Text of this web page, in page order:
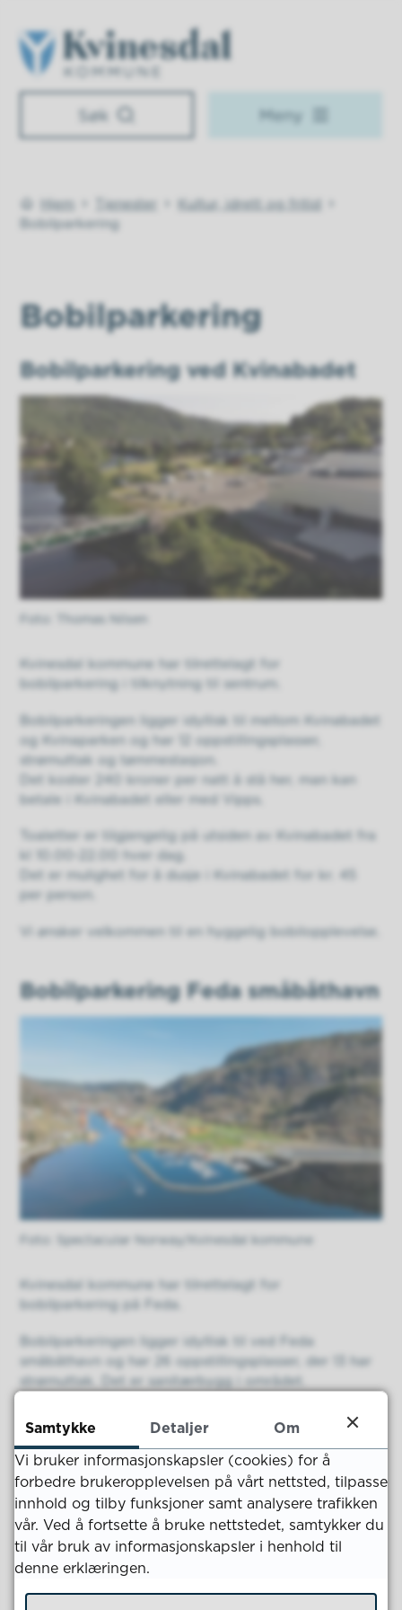
Kvinesdal kommune
Søk Meny
Du er her:
Hjem Tjenester
Kultur, idrett og fritid
Bobilparkering
Bobilparkering
Bobilparkering ved Kvinabadet
Thomas Nilsen
Kvinesdal kommune har tilrettelagt for
bobilparkering i tilknytning til sentrum.
Bobilparkeringen ligger idyllisk til mellom Kvinabadet
og Kvinaparken og har 12 oppstillingsplasser,
strømuttak og tømmestasjon.
Det koster 240 kroner per natt å stå her, man kan
betale i Kvinabadet eller med Vipps.
Toaletter er tilgjengelig på utsiden av Kvinabadet fra
kl 10.00-22.00 hver dag.
Det er mulighet for å dusje i Kvinabadet for kr. 45
per person.
Vi ønsker velkommen til en hyggelig bobilopplevelse.
Bobilparkering Feda småbåthavn
Spectacular Norway/Kvinesdal kommune
Kvinesdal kommune har tilrettelagt for
bobilparkering på Feda.
Bobilparkeringen ligger idyllisk til ved Feda
småbåthavn og har 26 oppstillingsplasser, der 13 har
strømuttak. Det er sanitærbygg i området.
strøm og 100 kroner for telt per natt å stå her.
Betaling til Kvinesdal Småbåtforening på Vipps, via
Easypark eller på nærbutikken Coop Prix. Se info
skilt på bobilcampen.
Vi ønsker velkommen til en hyggelig bobilopplevelse.
Samtykke Detaljer
Om
Vi bruker informasjonskapsler (cookies) for å
forbedre brukeropplevelsen på vårt nettsted, tilpasse
innhold og tilby funksjoner samt analysere trafikken
vår. Ved å fortsette å bruke nettstedet, samtykker du
til vår bruk av informasjonskapsler i henhold til
denne erklæringen.